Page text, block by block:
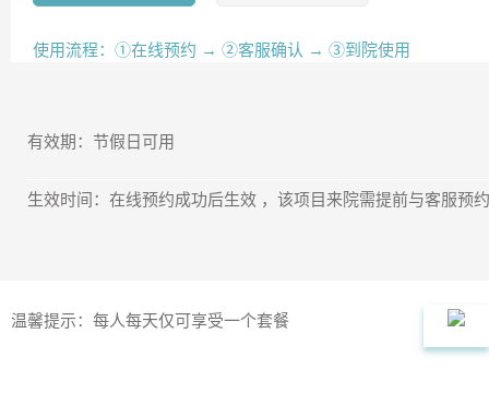
使用流程：①在线预约 → ②客服确认 → ③到院使用
有效期：节假日可用
生效时间：在线预约成功后生效 ，该项目来院需提前与客服预约
温馨提示：每人每天仅可享受一个套餐